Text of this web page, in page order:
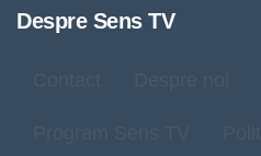
Despre Sens TV